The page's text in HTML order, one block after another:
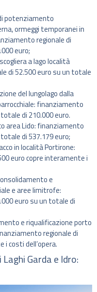
potenziamento
ormeggi temporanei in
regionale di
euro;
a lago località
di 52.500 euro su un totale
del lungolago dalla
finanziamento
di 210.000 euro.
area Lido: finanziamento
di 537.179 euro;
in località Portirone:
euro copre interamente i
e
e aree limitrofe:
euro su un totale di
e riqualificazione porto
regionale di
i costi dell’opera.
Garda e Idro: